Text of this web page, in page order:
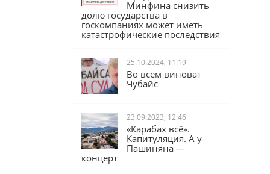
Юрий Афонин:
Предложение
Минфина снизить
долю государства в
катастрофические последствия
25.10.2024, 11:19
23.09.2023, 12:46
«Карабах всё».